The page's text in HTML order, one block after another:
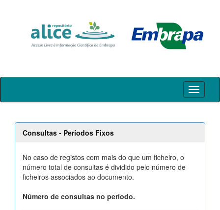
Skip
Consultas - Períodos Fixos
No caso de registos com mais do que um ficheiro, o
número total de consultas é dividido pelo número de
ficheiros associados ao documento.
Número de consultas no período.